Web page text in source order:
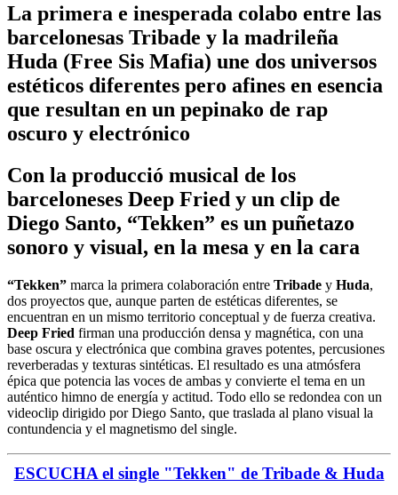
La primera e inesperada colabo entre las
barcelonesas Tribade y la madrileña
Huda (Free Sis Mafia) une dos universos
estéticos diferentes pero afines en esencia
que resultan en un pepinako de rap
oscuro y electrónico
Con la producció musical de los
barceloneses Deep Fried y un clip de
Diego Santo, “Tekken” es un puñetazo
sonoro y visual, en la mesa y en la cara
“Tekken” marca la primera colaboración entre Tribade y Huda,
dos proyectos que, aunque parten de estéticas diferentes, se
encuentran en un mismo territorio conceptual y de fuerza creativa.
Deep Fried firman una producción densa y magnética, con una
base oscura y electrónica que combina graves potentes, percusiones
reverberadas y texturas sintéticas. El resultado es una atmósfera
épica que potencia las voces de ambas y convierte el tema en un
auténtico himno de energía y actitud. Todo ello se redondea con un
videoclip dirigido por Diego Santo, que traslada al plano visual la
contundencia y el magnetismo del single.
ESCUCHA el single "Tekken" de Tribade & Huda